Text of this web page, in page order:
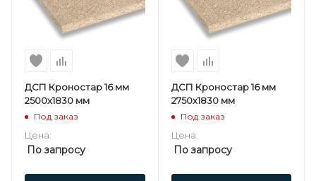
ДСП Кроностар 16 мм
2500х1830 мм
Под заказ
Цена:
По запросу
ДСП Кроностар 16 мм
2750х1830 мм
Под заказ
Цена:
По запросу